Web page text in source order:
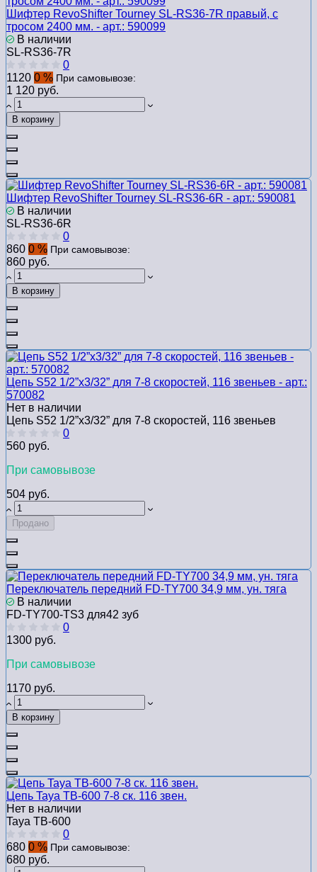
Шифтер RevoShifter Tourney SL-RS36-7R правый, с
тросом 2400 мм. - арт.: 590099
В наличии
SL-RS36-7R
0
1120 0 % При самовывозе:
1 120 руб.
В корзину
Шифтер RevoShifter Tourney SL-RS36-6R - арт.: 590081
В наличии
SL-RS36-6R
0
860 0 % При самовывозе:
860 руб.
В корзину
Цепь S52 1/2”x3/32” для 7-8 скоростей, 116 звеньев - арт.:
570082
Нет в наличии
Цепь S52 1/2”x3/32” для 7-8 скоростей, 116 звеньев
0
560 руб.
При самовывозе
504 руб.
Продано
Переключатель передний FD-TY700 34,9 мм, ун. тяга
В наличии
FD-TY700-TS3 для42 зуб
0
1300 руб.
При самовывозе
1170 руб.
В корзину
Цепь Taya TB-600 7-8 ск. 116 звен.
Нет в наличии
Taya TB-600
0
680 0 % При самовывозе:
680 руб.